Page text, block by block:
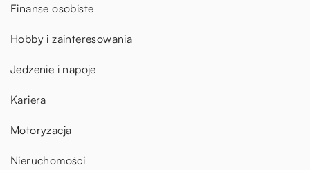
Finanse osobiste
Hobby i zainteresowania
Jedzenie i napoje
Kariera
Motoryzacja
Nieruchomości